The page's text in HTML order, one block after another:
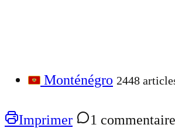
Monténégro 2448
Imprimer
1 commentaire